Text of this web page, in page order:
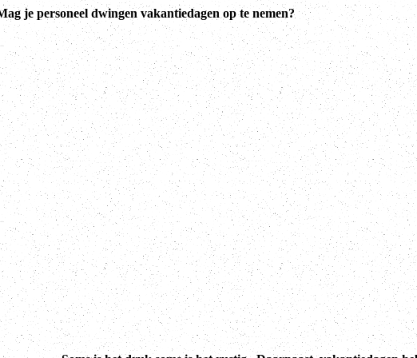
je personeel dwingen vakantiedagen op te nemen?